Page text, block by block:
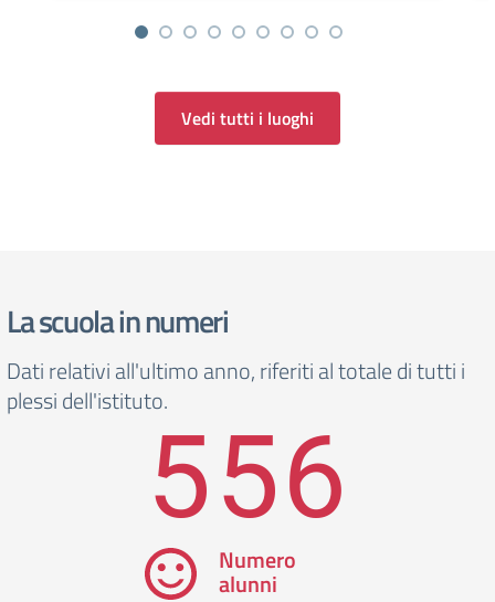
Vedi tutti i luoghi
La scuola in numeri
Dati relativi all'ultimo anno, riferiti al totale di tutti i
plessi dell'istituto.556
Numero
alunni